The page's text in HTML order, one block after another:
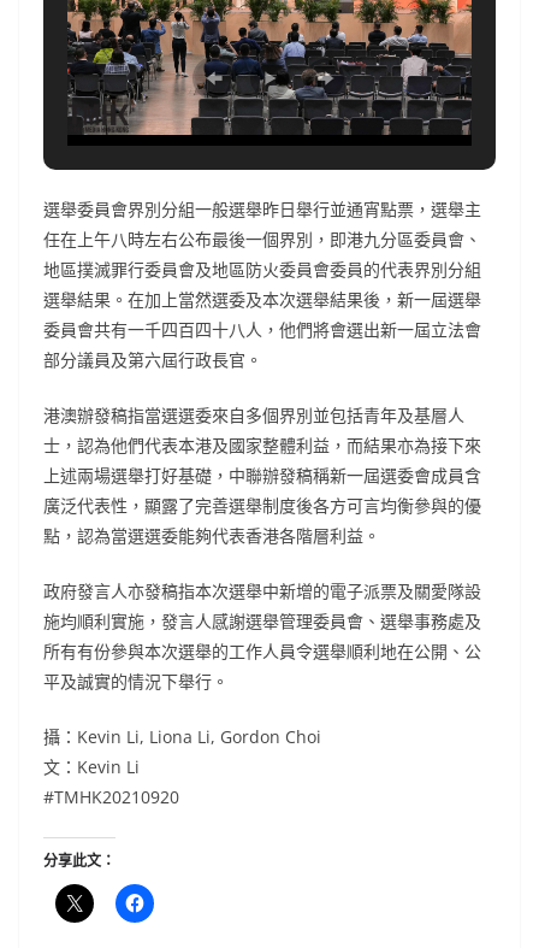
選舉委員會界別分組一般選舉昨日舉行並通宵點票，選舉主
任在上午八時左右公布最後一個界別，即港九分區委員會、
地區撲滅罪行委員會及地區防火委員會委員的代表界別分組
選舉結果。在加上當然選委及本次選舉結果後，新一屆選舉
委員會共有一千四百四十八人，他們將會選出新一屆立法會
部分議員及第六屆行政長官。
港澳辦發稿指當選選委來自多個界別並包括青年及基層人
士，認為他們代表本港及國家整體利益，而結果亦為接下來
上述兩場選舉打好基礎，中聯辦發稿稱新一屆選委會成員含
廣泛代表性，顯露了完善選舉制度後各方可言均衡參與的優
點，認為當選選委能夠代表香港各階層利益。
政府發言人亦發稿指本次選舉中新增的電子派票及關愛隊設
施均順利實施，發言人感謝選舉管理委員會、選舉事務處及
所有有份參與本次選舉的工作人員令選舉順利地在公開、公
平及誠實的情況下舉行。
攝：Kevin Li, Liona Li, Gordon Choi
文：Kevin Li
#TMHK20210920
分享此文：